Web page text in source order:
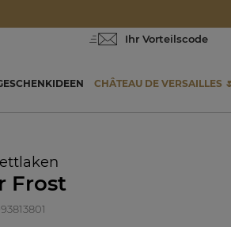
Ihr Vorteilscode
CHÂTEAU DE VERSAILLES
Frost